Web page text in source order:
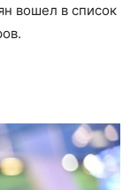
вошел в список